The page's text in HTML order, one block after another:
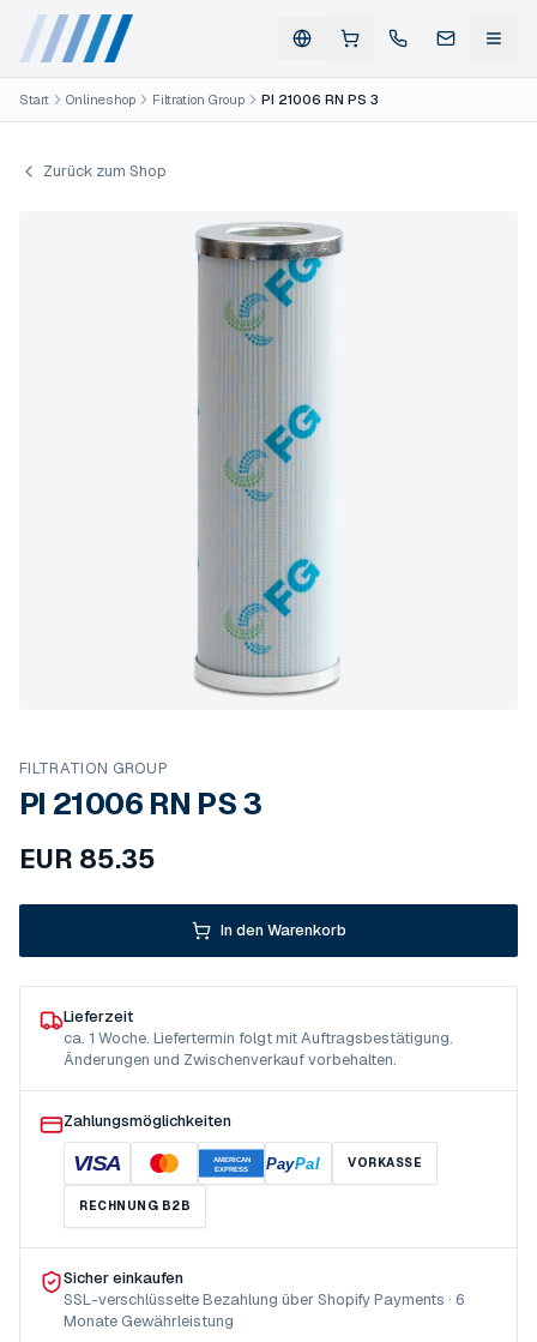
Start Onlineshop Filtration Group PI 21006 RN PS 3
Zurück zum Shop
FILTRATION GROUP
PI 21006 RN PS 3
EUR 85.35
In den Warenkorb
Lieferzeit
ca. 1 Woche. Liefertermin folgt mit Auftragsbestätigung.
Änderungen und Zwischenverkauf vorbehalten.
Zahlungsmöglichkeiten
VISA
AMERICAN
EXPRESS
PayPal VORKASSE
RECHNUNG B2B
Sicher einkaufen
SSL-verschlüsselte Bezahlung über Shopify Payments · 6
Monate Gewährleistung